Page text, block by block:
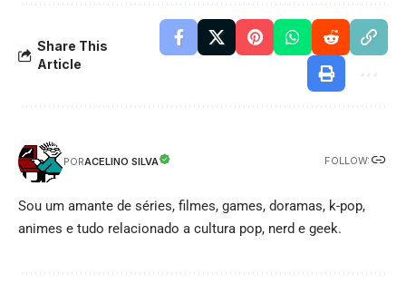
Share This
Article
PORACELINO SILVA FOLLOW:
Sou um amante de séries, filmes, games, doramas, k-pop,
animes e tudo relacionado a cultura pop, nerd e geek.